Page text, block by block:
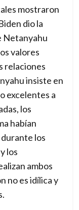
mostraron
dio la
Netanyahu
valores
relaciones
insiste en
excelentes a
los
habían
los
los
ambos
no es idílica y